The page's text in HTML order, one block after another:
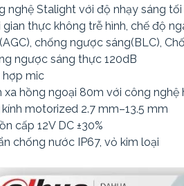
nghệ Stalight với độ nhạy sáng
gian thực không trễ hình, chế độ
chống ngược sáng(BLC),
ngược sáng thực 120dB
hợp mic
xa hồng ngoại 80m với công
kính motorized 2.7 mm–13.5 mm
cấp 12V DC ±30%
chống nước IP67, vỏ kim loại